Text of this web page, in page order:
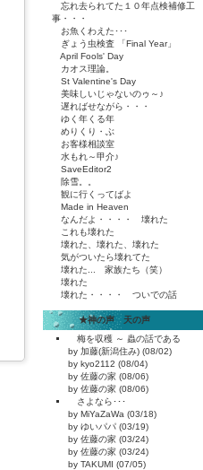
忘れ去られてた１０年点検補修工
事・・・
お魚くわえた･･･
ぎょう虫検査 「Final Year」
April Fools' Day
カオス理論。
St Valentine's Day
美味しいじゃないのゥ～♪
遅ればせながら・・・
ゆく年くる年
めりくり・ぶ
お客様相談室
水もれ～甲介♪
SaveEditor2
除雪。。
観に行くってばよ
Made in Heaven
なんだよ・・・・ 壊れた
これも壊れた
壊れた、壊れた、壊れた
気がついたら壊れてた
壊れた... 家族たち（笑）
壊れた
壊れた・・・・ ついでの話
★神の声 天の声
梅を収穫 ～ 蟲の話である
by 加藤(新潟住み) (08/02)
by kyo2112 (08/04)
by 佐藤の家 (08/06)
by 佐藤の家 (08/06)
さよなら･･･
by MiYaZaWa (03/18)
by ゆいパパ (03/19)
by 佐藤の家 (03/24)
by 佐藤の家 (03/24)
by TAKUMI (07/05)